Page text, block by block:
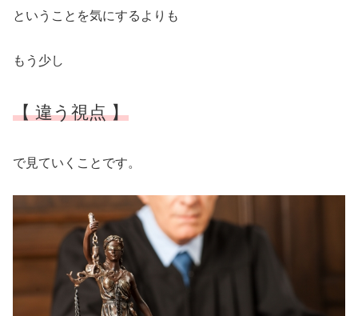
ということを気にするよりも
もう少し
【 違う視点 】
で見ていくことです。